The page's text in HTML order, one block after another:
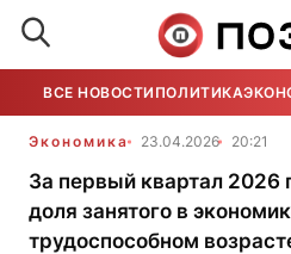
ВСЕ НОВОСТИ ПОЛИТИКА
Экономика 23.04.2026 20:21
За первый квартал 2026
доля занятого в
трудоспособном